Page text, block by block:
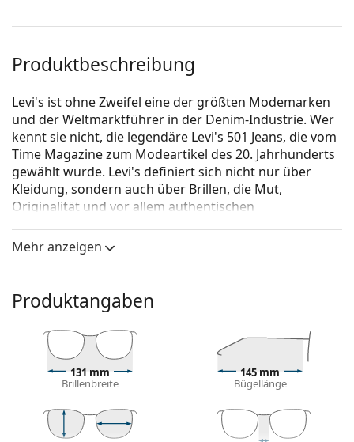
Produktbeschreibung
Levi's ist ohne Zweifel eine der größten Modemarken
und der Weltmarktführer in der Denim-Industrie. Wer
kennt sie nicht, die legendäre Levi's 501 Jeans, die vom
Time Magazine zum Modeartikel des 20. Jahrhunderts
gewählt wurde. Levi's definiert sich nicht nur über
Kleidung, sondern auch über Brillen, die Mut,
Originalität und vor allem authentischen
von Levi's ist einzigartig und wird von echten
Modefans gesucht.
Frauen.
Schauen Sie sich mit der virtuellen Anprobefunktion
von Lentiamo an, wie Sie in dieser Brille aussehen.
Brillenfassung
kühlen Hauttönen und dunkelbraunen, schwarzen
oder roten Haaren.
Mehr anzeigen
Produktangaben
131 mm
Brillenbreite
145 mm
Bügellänge